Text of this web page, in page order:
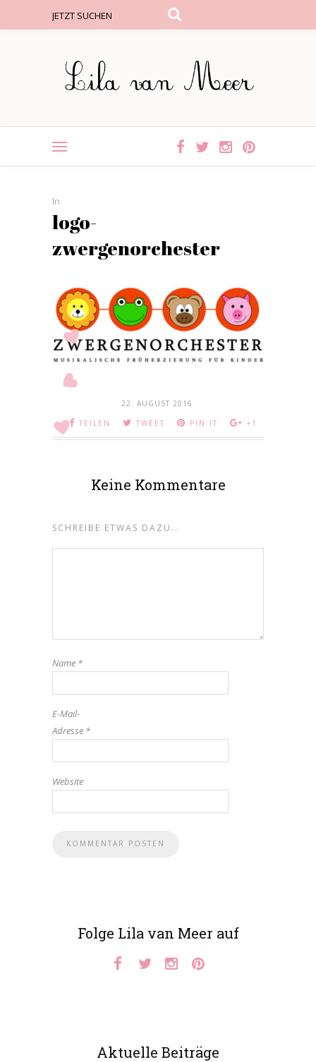
In
logo-
zwergenorchester
22. AUGUST 2016
TEILEN
TWEET PIN IT +1
Keine Kommentare
SCHREIBE ETWAS DAZU..
Name *
E-Mail-
Adresse *
Website
Folge Lila van Meer auf
Aktuelle Beiträge